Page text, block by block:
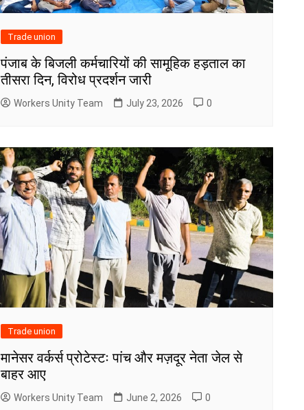
Trade union
पंजाब के बिजली कर्मचारियों की सामूहिक हड़ताल का
तीसरा दिन, विरोध प्रदर्शन जारी
Workers Unity Team July 23, 2026 0
Trade union
मानेसर वर्कर्स प्रोटेस्टः पांच और मज़दूर नेता जेल से
बाहर आए
Workers Unity Team June 2, 2026 0